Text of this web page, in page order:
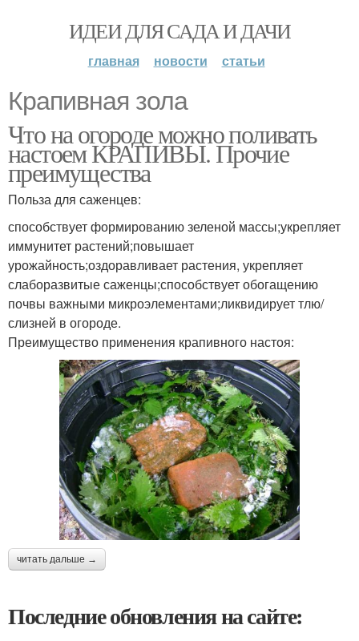
ИДЕИ ДЛЯ САДА И ДАЧИ
главная новости статьи
Крапивная зола
Что на огороде можно поливать
настоем КРАПИВЫ. Прочие
преимущества
Польза для саженцев:
способствует формированию зеленой массы;укрепляет
иммунитет растений;повышает
урожайность;оздоравливает растения, укрепляет
слаборазвитые саженцы;способствует обогащению
почвы важными микроэлементами;ликвидирует тлю/
слизней в огороде.
Преимущество применения крапивного настоя:
читать дальше →
Последние обновления на сайте: